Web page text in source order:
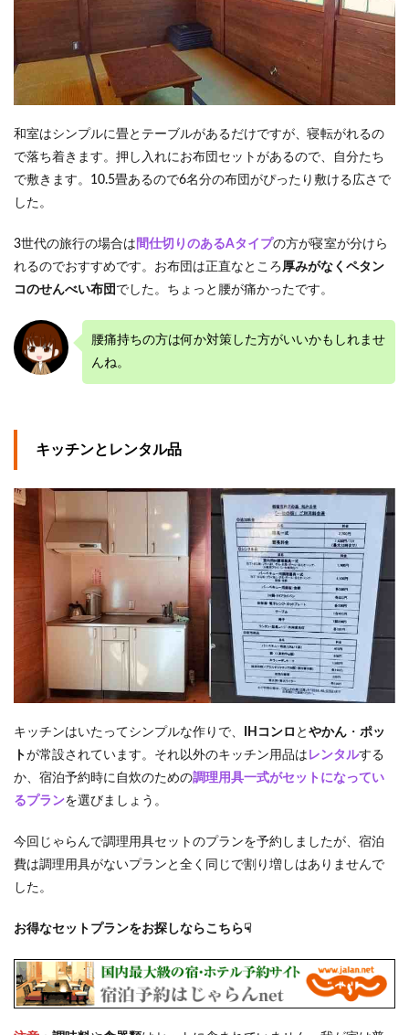
和室はシンプルに畳とテーブルがあるだけですが、寝転がれるの
で落ち着きます。押し入れにお布団セットがあるので、自分たち
で敷きます。10.5畳あるので6名分の布団がぴったり敷ける広さで
した。
3世代の旅行の場合は 間仕切りのあるAタイプの方が寝室が分けら
れるのでおすすめです。お布団は正直なところ 厚みがなくペタン
コのせんべい布団 でした。ちょっと腰が痛かったです。
腰痛持ちの方は何か対策した方がいいかもしれませ
んね。
キッチンとレンタル品
キッチンはいたってシンプルな作りで、 IHコンロ と やかん ・ ポッ
トが常設されています。それ以外のキッチン用品は レンタルする
か、宿泊予約時に自炊のための調理用具一式がセットになってい
るプランを選びましょう。
今回じゃらんで調理用具セットのプランを予約しましたが、宿泊
費は調理用具がないプランと全く同じで割り増しはありませんで
した。
お得なセットプランをお探しならこちら☟